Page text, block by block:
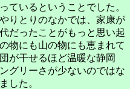
ているということでした。
りとりのなかでは、家康が
だったことがもっと思い起
物にも山の物にも恵まれて
が干せるほど温暖な静岡
グリーさが少ないのではな
した。